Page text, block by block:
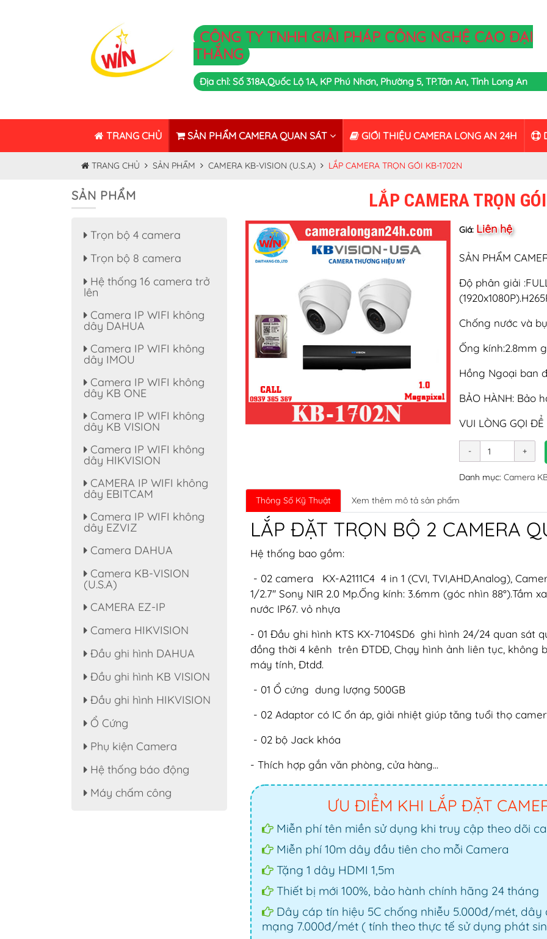
CÔNG TY TNHH GIẢI PHÁP CÔNG NGHỆ CAO ĐẠI
THẮNG
Địa chỉ: Số 318A,Quốc Lộ 1A, KP Phú Nhơn, Phường 5, TP.Tân An, Tỉnh Long An
TRANG CHỦ SẢN PHẨM CAMERA QUAN SÁT GIỚI THIỆU CAMERA LONG AN 24H
TRANG CHỦ SẢN PHẨM CAMERA KB-VISION (U.S.A) LẮP CAMERA TRỌN GÓI KB-1702N
LẮP CAMERA TRỌN
Giá: Liên hệ
SẢN PHẨM
Độ phân giải
Chống nước và
Ống kính:2.8mm
Hồng Ngoại ban
BẢO HÀNH: Bảo
VUI LÒNG GỌI
Danh mục: Camera
Thông Số Kỹ Thuật Xem thêm mô tả sản phẩm
LẮP ĐẶT TRỌN BỘ 2 CAMERA
Hệ thống bao gồm:
- 02 camera KX-A2111C4 4 in 1 (CVI, TVI,AHD,Analog),
1/2.7'' Sony NIR 2.0 Mp.Ống kính: 3.6mm (góc nhìn 88°).Tầm
nước IP67. vỏ nhựa
- 01 Đầu ghi hình KTS KX-7104SD6 ghi hình 24/24 quan sát
đồng thời 4 kênh trên ĐTDĐ, Chạy hình ảnh liên tục, không
máy tính, Đtdđ.
- 01 Ổ cứng dung lượng 500GB
- 02 Adaptor có IC ổn áp, giải nhiệt giúp tăng tuổi thọ
- 02 bộ Jack khóa
- Thích hợp gắn văn phòng, cửa hàng...
ƯU ĐIỂM KHI LẮP ĐẶT
Miễn phí tên miền sử dụng khi truy cập theo dõi
Miễn phí 10m dây đầu tiên cho mỗi Camera
Tặng 1 dây HDMI 1,5m
Thiết bị mới 100%, bảo hành chính hãng 24 tháng
Dây cáp tín hiệu 5C chống nhiễu 5.000đ/mét,
mạng 7.000đ/mét ( tính theo thực tế sử dụng phát
SẢN PHẨM
Trọn bộ 4 camera
Trọn bộ 8 camera
Hệ thống 16 camera trở
lên
Camera IP WIFI không
dây DAHUA
Camera IP WIFI không
dây IMOU
Camera IP WIFI không
dây KB ONE
Camera IP WIFI không
dây KB VISION
Camera IP WIFI không
dây HIKVISION
CAMERA IP WIFI không
dây EBITCAM
Camera IP WIFI không
dây EZVIZ
Camera DAHUA
Camera KB-VISION
(U.S.A)
CAMERA EZ-IP
Camera HIKVISION
Đầu ghi hình DAHUA
Đầu ghi hình KB VISION
Đầu ghi hình HIKVISION
Ổ Cứng
Phụ kiện Camera
Hệ thống báo động
Máy chấm công